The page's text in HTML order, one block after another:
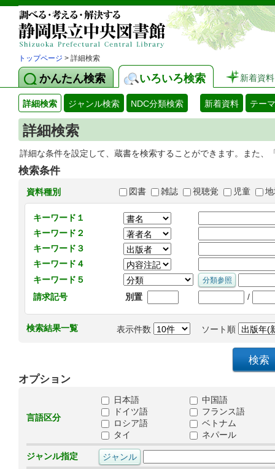
トップページ > 詳細検索
かんたん検索 いろいろ検索 新着資料
詳細検索 ジャンル検索 NDC分類検索 新着資料 テー
詳細検索
詳細な条件を設定して、蔵書を検索することができます。また
検索条件
資料種別 図書 雑誌 視聴覚 児童
キーワード１
キーワード２
キーワード３
キーワード４
キーワード５
請求記号
別置 /
検索結果一覧 表示件数 ソート順
オプション
言語区分
日本語
中国語
ドイツ語
フランス語
ロシア語
ベトナム
タイ
ネパール
ジャンル指定